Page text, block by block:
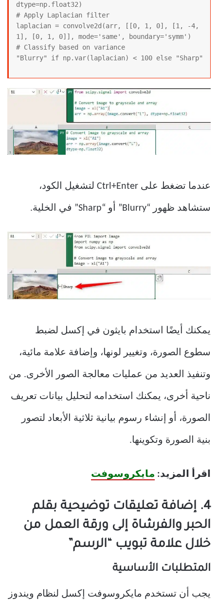
dtype=np.float32)
# Apply Laplacian filter
laplacian = convolve2d(arr, [[0, 1, 0], [1, -4,
1], [0, 1, 0]], mode='same', boundary='symm')
# Classify based on variance
"Blurry" if np.var(laplacian) < 100 else "Sharp"
عندما تضغط على Ctrl+Enter لتشغيل الكود،
ستشاهد ظهور “Blurry” أو “Sharp” في الخلية.
يمكنك أيضًا استخدام بايثون في إكسل لضبط
سطوع الصورة، وتغيير لونها، وإضافة علامة مائية،
وتنفيذ العديد من عمليات معالجة الصور الأخرى. من
ناحية أخرى، يمكنك استخدامه لتحليل بيانات تعريف
الصورة، أو إنشاء رسوم بيانية ثلاثية الأبعاد لتصور
بنية الصورة وتكوينها.
اقرأ المزيد: مايكروسوفت
4. إضافة تعليقات توضيحية بقلم
الحبر والفرشاة إلى ورقة العمل من
خلال علامة تبويب “الرسم”
المتطلبات الأساسية
يجب أن تستخدم مايكروسوفت إكسل لنظام ويندوز